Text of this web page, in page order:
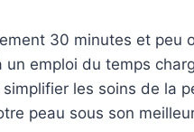
30 minutes et peu
un emploi du temps
les soins de la
peau sous son